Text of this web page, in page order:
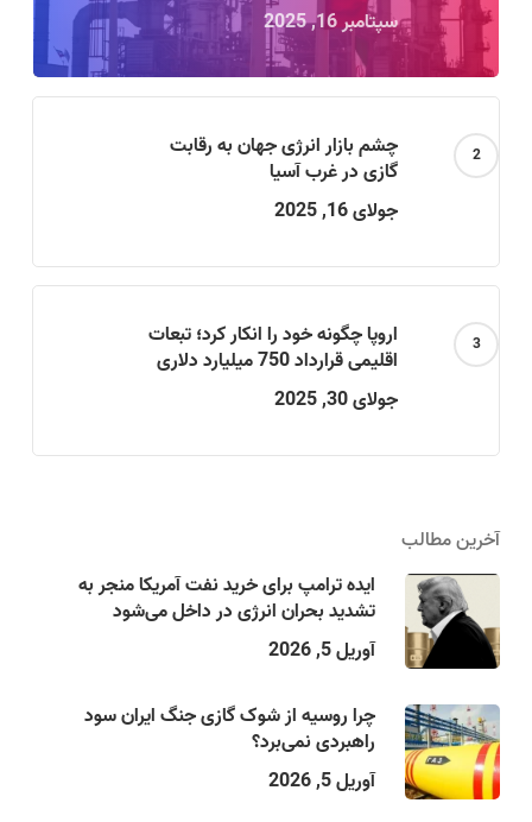
سپتامبر 16, 2025
چشم بازار انرژی جهان به رقابت
گازی در غرب آسیا
جولای 16, 2025
اروپا چگونه خود را انکار کرد؛ تبعات
اقلیمی قرارداد 750 میلیارد دلاری
جولای 30, 2025
آخرین مطالب
ایده ترامپ برای خرید نفت آمریکا منجر به
تشدید بحران انرژی در داخل می‌شود
آوریل 5, 2026
چرا روسیه از شوک گازی جنگ ایران سود
راهبردی نمی‌برد؟
آوریل 5, 2026